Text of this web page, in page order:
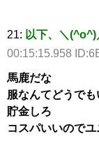
21: 以下、＼
00:15:15.958
馬鹿だな
服なんてどうで
貯金しろ
コスパいいので